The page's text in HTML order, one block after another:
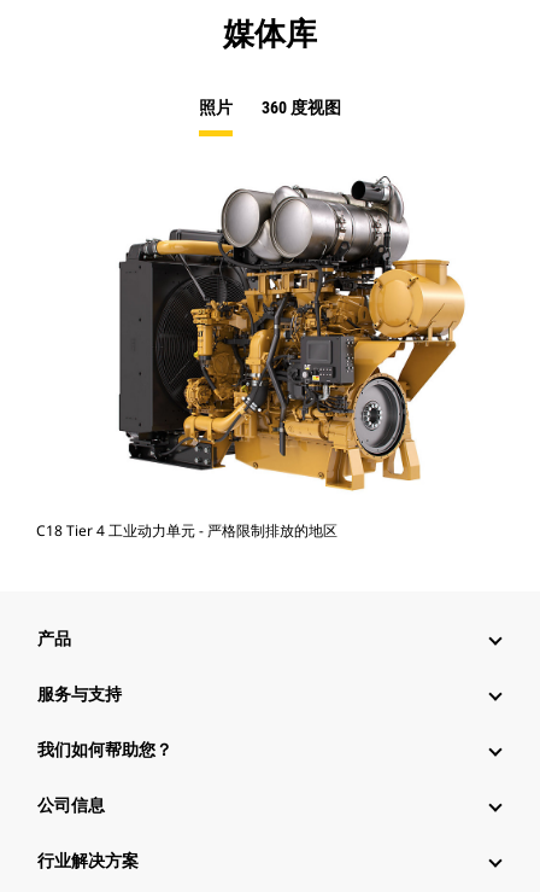
媒体库
照片 360 度视图
C18 Tier 4 工业动力单元 - 严格限制排放的地区
产品
服务与支持
我们如何帮助您？
公司信息
行业解决方案